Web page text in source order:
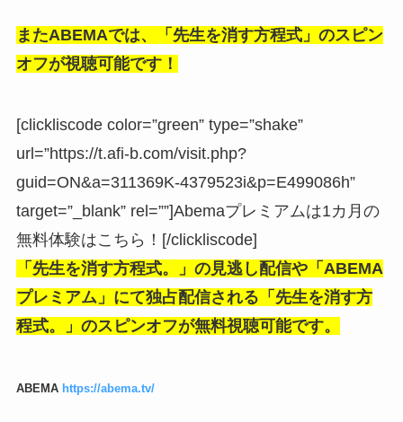
またABEMAでは、「先生を消す方程式」のスピン
オフが視聴可能です！
[clickliscode color=”green” type=”shake”
url=”https://t.afi-b.com/visit.php?
guid=ON&a=311369K-4379523i&p=E499086h”
target=”_blank” rel=””]Abemaプレミアムは1カ月の
無料体験はこちら！[/clickliscode]
「先生を消す方程式。」 の見逃し配信や「ABEMA
プレミアム」にて独占配信される「 先生を消す方
程式。」のスピンオフが無料視聴可能です。
ABEMA https://abema.tv/